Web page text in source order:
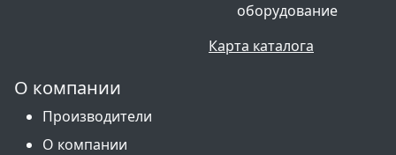
оборудование
Карта каталога
О компании
Производители
О компании